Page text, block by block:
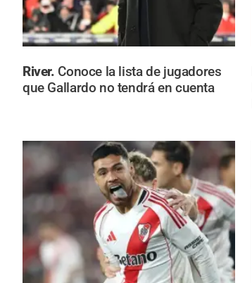
River. Conoce la lista de jugadores
que Gallardo no tendrá en cuenta